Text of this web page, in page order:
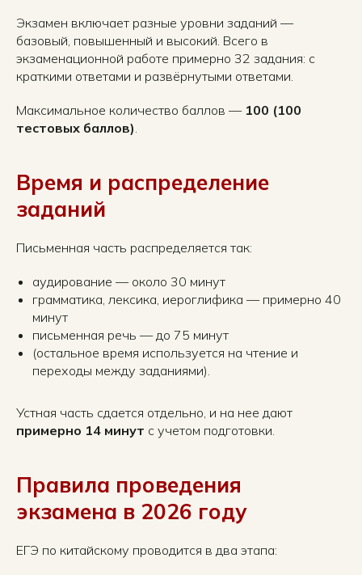
Экзамен включает разные уровни заданий —
базовый, повышенный и высокий. Всего в
экзаменационной работе примерно 32 задания: с
краткими ответами и развёрнутыми ответами.
Максимальное количество баллов — 100 (100
тестовых баллов).
Время и распределение
заданий
Письменная часть распределяется так:
аудирование — около 30 минут
грамматика, лексика, иероглифика — примерно 40
минут
письменная речь — до 75 минут
(остальное время используется на чтение и
переходы между заданиями).
Устная часть сдается отдельно, и на нее дают
примерно 14 минут с учетом подготовки.
Правила проведения
экзамена в 2026 году
ЕГЭ по китайскому проводится в два этапа: